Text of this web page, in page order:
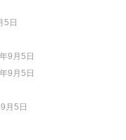
5日
9月5日
9月5日
月5日